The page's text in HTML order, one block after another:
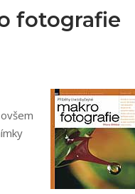
fotografie